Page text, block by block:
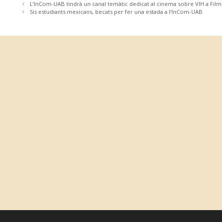
L’InCom-UAB tindrà un canal temàtic dedicat al cinema sobre VIH a
Sis estudiants mexicans, becats per fer una estada a l’InCom-UAB